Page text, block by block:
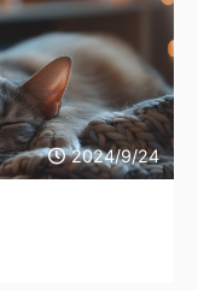
2024/9/24